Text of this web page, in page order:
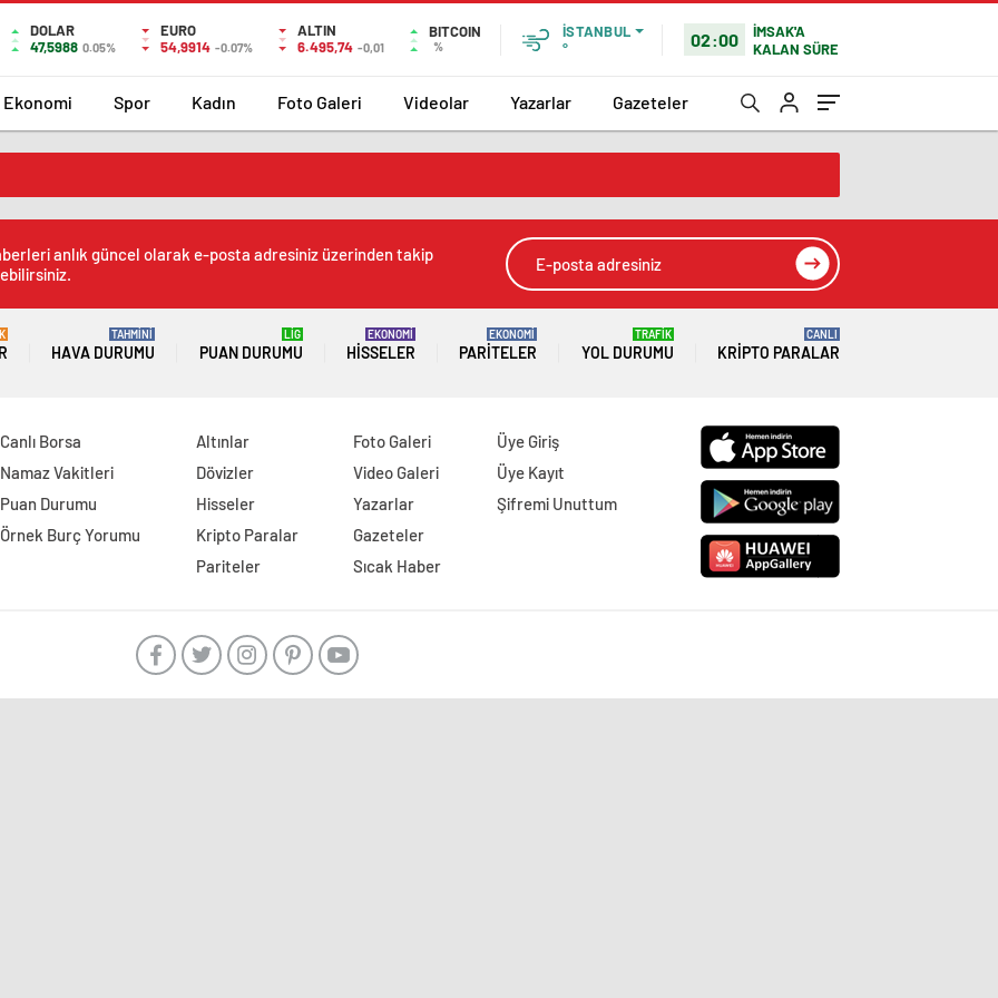
DOLAR
47,5988 0.05%
EURO
54,9914 -0.07%
ALTIN
6.495,74 -0,01
BITCOIN
%
İSTANBUL
°
02:00
İMSAK'A
KALAN SÜRE
Ekonomi Spor Kadın Foto Galeri Videolar Yazarlar Gazeteler
anlık güncel olarak e-posta adresiniz üzerinden takip
HAVA DURUMU
TAHMİNİ
PUAN DURUMU
LİG
HISSELER
EKONOMİ
PARITELER
EKONOMİ
YOL DURUMU
TRAFİK
KRIPTO PARALAR
CANLI
Canlı Borsa
Namaz Vakitleri
Puan Durumu
Örnek Burç Yorumu
Altınlar
Dövizler
Hisseler
Kripto Paralar
Pariteler
Foto Galeri
Video Galeri
Yazarlar
Gazeteler
Sıcak Haber
Üye Giriş
Üye Kayıt
Şifremi Unuttum